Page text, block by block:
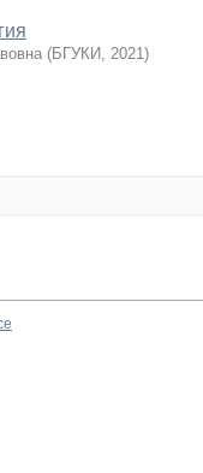
(БГУКИ, 2021)